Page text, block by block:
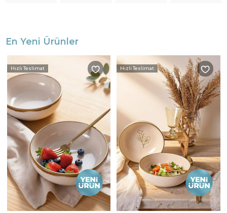
En Yeni Ürünler
Hızlı Teslimat Hızlı Teslimat